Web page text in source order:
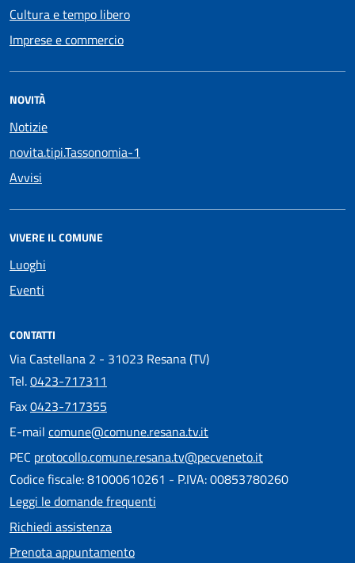
Cultura e tempo libero
Imprese e commercio
NOVITÀ
Notizie
novita.tipi.Tassonomia-1
Avvisi
VIVERE IL COMUNE
Luoghi
Eventi
CONTATTI
Via Castellana 2 - 31023 Resana (TV)
Tel.0423-717311
Fax0423-717355
E-mail comune@comune.resana.tv.it
PEC protocollo.comune.resana.tv@pecveneto.it
Codice fiscale: 81000610261 - P.IVA: 00853780260
Leggi le domande frequenti
Richiedi assistenza
Prenota appuntamento